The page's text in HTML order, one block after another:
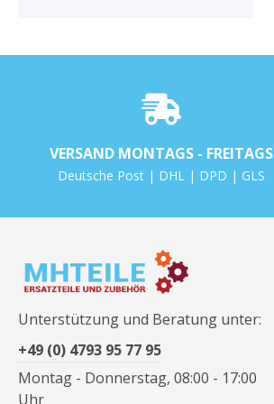
VERSAND MONTAGS - FREITAGS
Deutsche Post | DHL | DPD | GLS
Unterstützung und Beratung unter:
+49 (0) 4793 95 77 95
Montag - Donnerstag, 08:00 - 17:00
Uhr